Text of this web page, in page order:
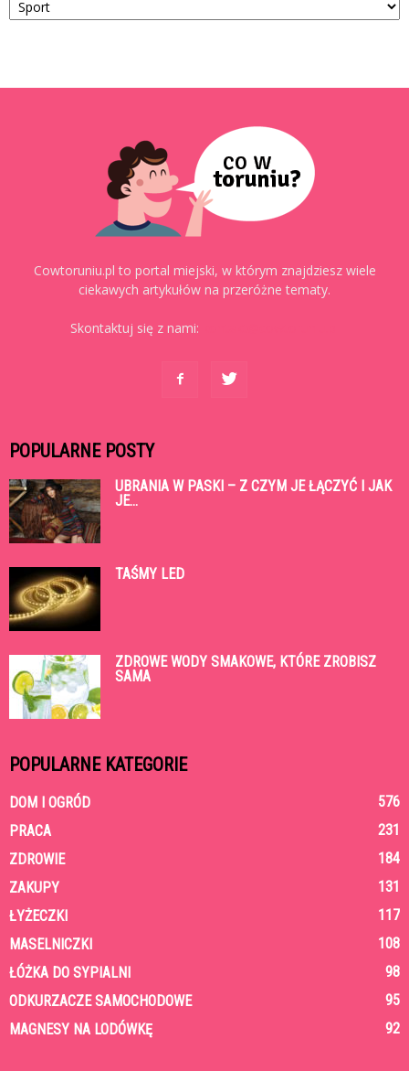
Cowtoruniu.pl to portal miejski, w którym znajdziesz wiele
ciekawych artykułów na przeróżne tematy.
Skontaktuj się z nami:
POPULARNE POSTY
UBRANIA W PASKI – Z CZYM JE ŁĄCZYĆ I JAK
JE...
TAŚMY LED
ZDROWE WODY SMAKOWE, KTÓRE ZROBISZ
SAMA
POPULARNE KATEGORIE
DOM I OGRÓD
576
PRACA
231
ZDROWIE
184
ZAKUPY
131
ŁYŻECZKI
117
MASELNICZKI
108
ŁÓŻKA DO SYPIALNI
98
ODKURZACZE SAMOCHODOWE
95
MAGNESY NA LODÓWKĘ
92